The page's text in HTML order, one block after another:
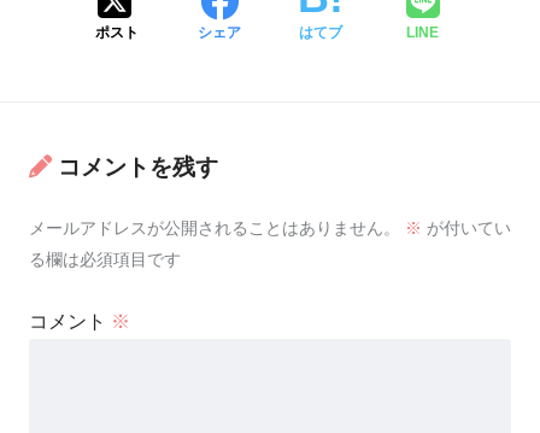
ポスト シェア はてブ LINE
コメントを残す
メールアドレスが公開されることはありません。 ※ が付いてい
る欄は必須項目です
コメント ※